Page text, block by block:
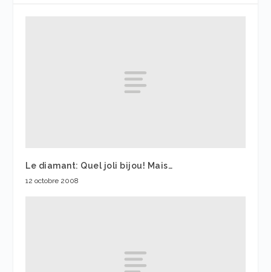
Le diamant: Quel joli bijou! Mais…
12 octobre 2008